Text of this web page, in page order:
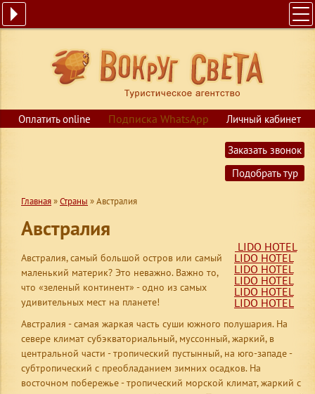
Оплатить online Подписка WhatsApp Личный кабинет
Заказать звонок
Подобрать тур
ПОИСК ТУРОВ
ГОРЯЩИЕ ПУТЕВКИ
СТРАНЫ
Главная»Страны »Австралия
LIDO HOTEL
LIDO HOTEL
LIDO HOTEL
LIDO HOTEL
LIDO HOTEL
LIDO HOTEL
Австралия
Австралия, самый большой остров или самый
маленький материк? Это неважно. Важно то,
что «зеленый континент» - одно из самых
удивительных мест на планете!
Австралия - самая жаркая часть суши южного полушария. На
севере климат субэкваториальный, муссонный, жаркий, в
центральной части - тропический пустынный, на юго-западе -
субтропический с преобладанием зимних осадков. На
восточном побережье - тропический морской климат, жаркий с